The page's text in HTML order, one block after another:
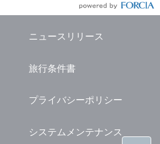
ニュースリリース
旅行条件書
プライバシーポリシー
システムメンテナンス